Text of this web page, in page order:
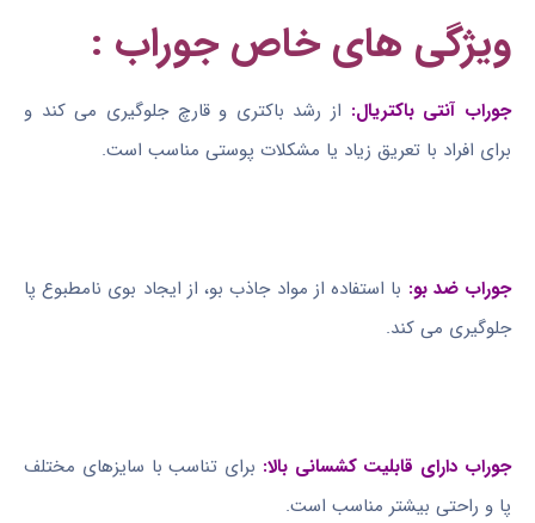
ویژگی های خاص جوراب :
جوراب آنتی باکتریال: از رشد باکتری و قارچ جلوگیری می کند و
برای افراد با تعریق زیاد یا مشکلات پوستی مناسب است.
جوراب ضد بو: با استفاده از مواد جاذب بو، از ایجاد بوی نامطبوع پا
جلوگیری می کند.
جوراب دارای قابلیت کشسانی بالا: برای تناسب با سایزهای مختلف
پا و راحتی بیشتر مناسب است.